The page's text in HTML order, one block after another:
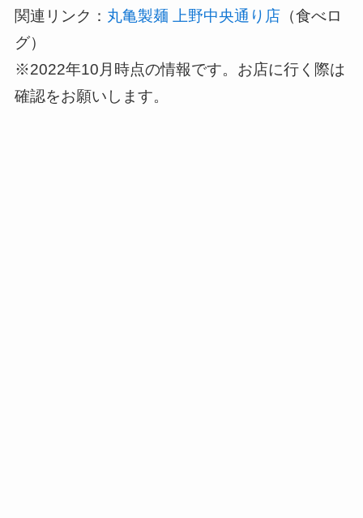
関連リンク： 丸亀製麺 上野中央通り店（食べロ
グ）
※2022年10月時点の情報です。お店に行く際は
確認をお願いします。